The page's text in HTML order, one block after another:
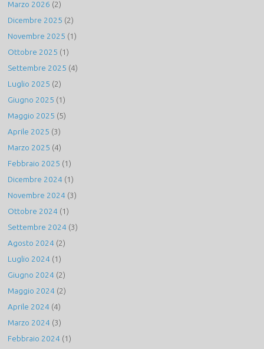
Marzo 2026 (2)
Dicembre 2025 (2)
Novembre 2025 (1)
Ottobre 2025 (1)
Settembre 2025 (4)
Luglio 2025 (2)
Giugno 2025 (1)
Maggio 2025 (5)
Aprile 2025 (3)
Marzo 2025 (4)
Febbraio 2025 (1)
Dicembre 2024 (1)
Novembre 2024 (3)
Ottobre 2024 (1)
Settembre 2024 (3)
Agosto 2024 (2)
Luglio 2024 (1)
Giugno 2024 (2)
Maggio 2024 (2)
Aprile 2024 (4)
Marzo 2024 (3)
Febbraio 2024 (1)